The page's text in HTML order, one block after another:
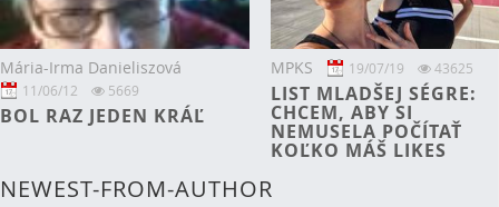
Mária-Irma Danieliszová
11/06/12 5669
BOL RAZ JEDEN KRÁĽ
MPKS 19/07/19 43625
LIST MLADŠEJ SÉGRE:
CHCEM, ABY SI
NEMUSELA POČÍTAŤ
KOĽKO MÁŠ LIKES
NEWEST-FROM-AUTHOR